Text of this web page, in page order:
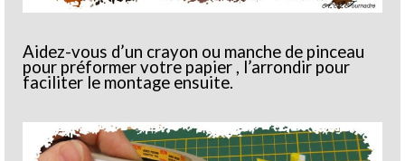
Aidez-vous d’un crayon ou manche de pinceau
pour préformer votre papier , l’arrondir pour
faciliter le montage ensuite.